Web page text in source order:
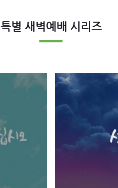
특별 새벽예배 ​시리즈